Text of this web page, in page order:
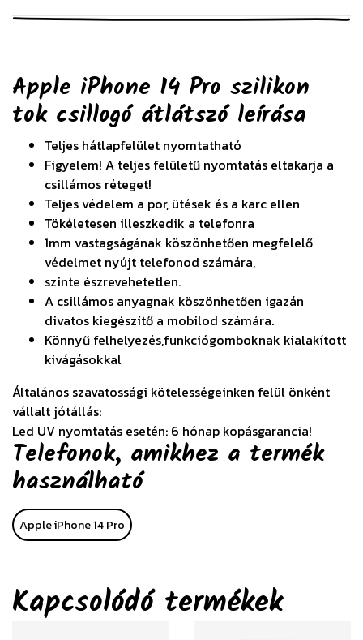
Apple iPhone 14 Pro szilikon
tok csillogó átlátszó leírása
Teljes hátlapfelület nyomtatható
Figyelem! A teljes felületű nyomtatás eltakarja a
csillámos réteget!
Teljes védelem a por, ütések és a karc ellen
Tökéletesen illeszkedik a telefonra
1mm vastagságának köszönhetően megfelelő
védelmet nyújt telefonod számára,
szinte észrevehetetlen.
A csillámos anyagnak köszönhetően igazán
divatos kiegészítő a mobilod számára.
Könnyű felhelyezés,funkciógomboknak kialakított
kivágásokkal
Általános szavatossági kötelességeinken felül önként
vállalt jótállás:
Led UV nyomtatás esetén: 6 hónap kopásgarancia!
Telefonok, amikhez a termék
használható
Apple iPhone 14 Pro
Kapcsolódó termékek